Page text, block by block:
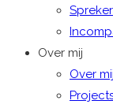
Spreker
Over mij
Over mij